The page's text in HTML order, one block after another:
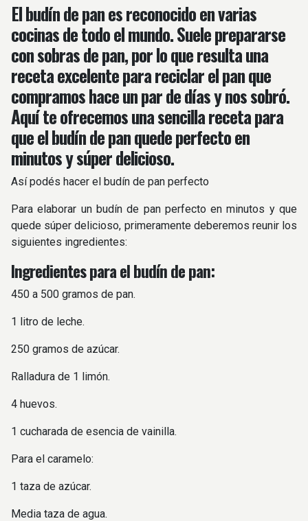
El budín de pan es reconocido en varias
cocinas de todo el mundo. Suele prepararse
con sobras de pan, por lo que resulta una
receta excelente para reciclar el pan que
compramos hace un par de días y nos sobró.
Aquí te ofrecemos una sencilla receta para
que el budín de pan quede perfecto en
minutos y súper delicioso.
Así podés hacer el budín de pan perfecto
Para elaborar un budín de pan perfecto en minutos y que
quede súper delicioso, primeramente deberemos reunir los
siguientes ingredientes:
Ingredientes para el budín de pan:
450 a 500 gramos de pan.
1 litro de leche.
250 gramos de azúcar.
Ralladura de 1 limón.
4 huevos.
1 cucharada de esencia de vainilla.
Para el caramelo:
1 taza de azúcar.
Media taza de agua.